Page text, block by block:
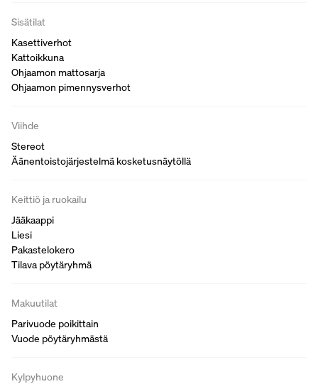
Sisätilat
Kasettiverhot
Kattoikkuna
Ohjaamon mattosarja
Ohjaamon pimennysverhot
Viihde
Stereot
Äänentoistojärjestelmä kosketusnäytöllä
Keittiö ja ruokailu
Jääkaappi
Liesi
Pakastelokero
Tilava pöytäryhmä
Makuutilat
Parivuode poikittain
Vuode pöytäryhmästä
Kylpyhuone